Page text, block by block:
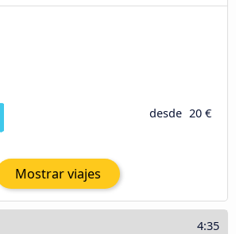
desde 20 €
Mostrar viajes
4:35